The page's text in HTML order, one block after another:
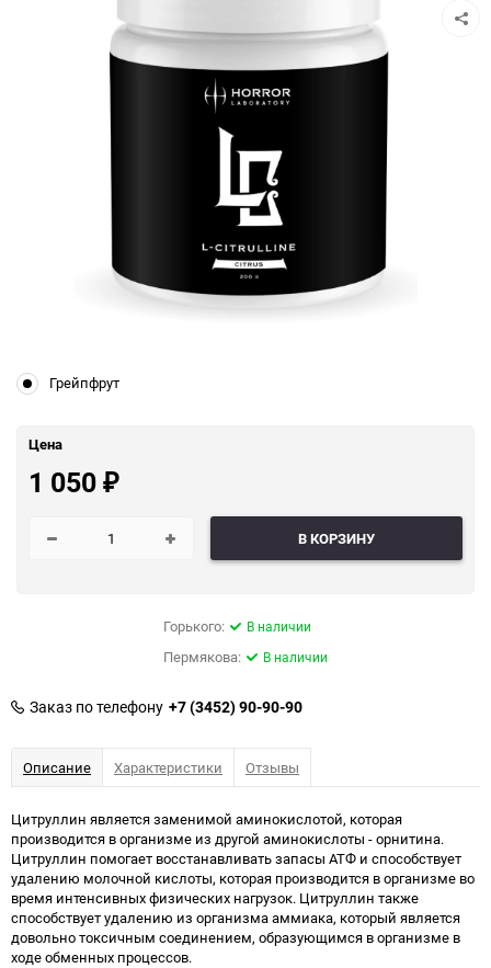
Грейпфрут
Цена
1 050 ₽
В КОРЗИНУ
Горького: В наличии
Пермякова: В наличии
Заказ по телефону +7 (3452) 90-90-90
Описание Характеристики Отзывы
Цитруллин является заменимой аминокислотой, которая
производится в организме из другой аминокислоты - орнитина.
Цитруллин помогает восстанавливать запасы АТФ и способствует
удалению молочной кислоты, которая производится в организме во
время интенсивных физических нагрузок. Цитруллин также
способствует удалению из организма аммиака, который является
довольно токсичным соединением, образующимся в организме в
ходе обменных процессов.